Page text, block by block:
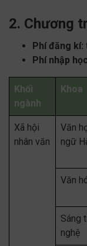
2. Chương
Phí đăng kí:
Phí nhập
Khối
ngành
Khoa
Xã hội
nhân văn
Văn
ngữ
Văn
Sáng
nghệ